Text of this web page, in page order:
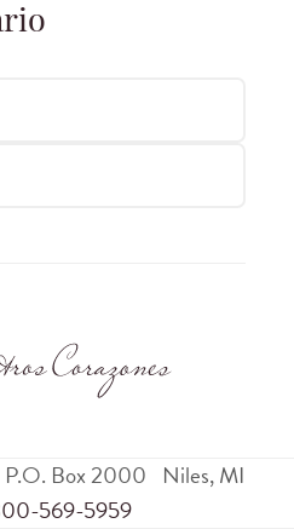
P.O. Box 2000 Niles,MI
569-5959